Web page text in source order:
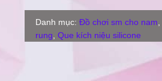
Danh mục: Đồ chơi sm cho nam
rung Que kích niệu silicone